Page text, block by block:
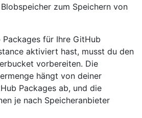
zum Speichern von
für Ihre GitHub
aktiviert hast, musst du den
vorbereiten. Die
hängt von deiner
Packages ab, und die
je nach Speicheranbieter